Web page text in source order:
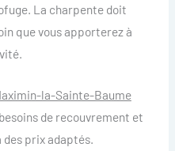
La charpente doit
que vous apporterez à
la-Sainte-Baume
de recouvrement et
des prix adaptés.